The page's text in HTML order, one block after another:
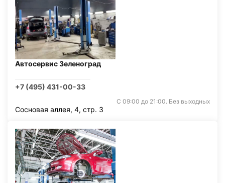
Автосервис Зеленоград
+7 (495) 431-00-33
С 09:00 до 21:00. Без выходных
Сосновая аллея, 4, стр. 3